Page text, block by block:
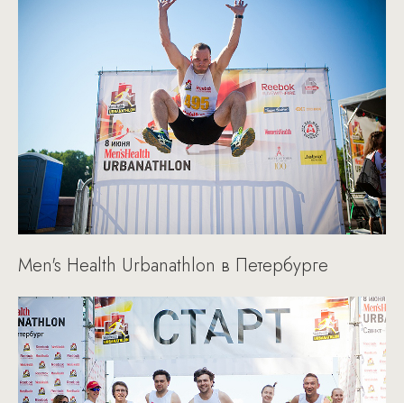
Men's Health Urbanathlon в Петербурге